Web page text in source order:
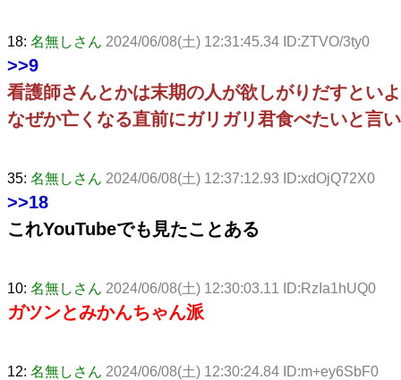
18: 名無しさん 2024/06/08(土) 12:31:45.34 ID:ZTVO/3ty0
>>9
看護師さんとかは末期の人が欲しがりだすとい
なぜか亡くなる直前にガリガリ君食べたいと言
35: 名無しさん 2024/06/08(土) 12:37:12.93 ID:xdOjQ72X0
>>18
これYouTubeでも見たことある
10: 名無しさん 2024/06/08(土) 12:30:03.11 ID:RzIa1hUQ0
ガツンとみかんちゃん派
12: 名無しさん 2024/06/08(土) 12:30:24.84 ID:m+ey6SbF0